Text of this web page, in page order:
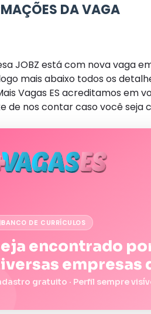
DA VAGA
JOBZ está com nova vaga
mais abaixo todos os
Vagas ES acreditamos em
de nos contar caso você
BANCO DE CURRÍCULOS
encontrado
empresas
gratuito · Perfil sempre